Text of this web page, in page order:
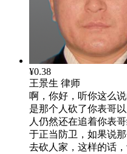
¥0.38
王景生 律师
啊，你好，听你这么
是那个人砍了你表哥
人仍然还在追着你表
于正当防卫，如果说
去砍人家，这样的话